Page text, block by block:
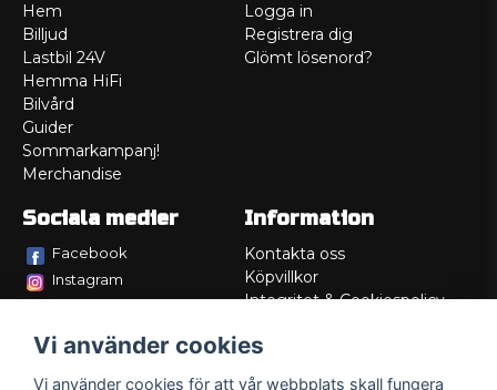
Hem
Billjud
Lastbil 24V
Hemma HiFi
Bilvård
Guider
Sommarkampanj!
Merchandise
Logga in
Registrera dig
Glömt lösenord?
Sociala medier
Facebook
Instagram
Information
Kontakta oss
Köpvillkor
Integritet & Cookiespolicy
Service/Garanti
Vi använder cookies
Vi använder cookies för att vår webbplats skall fungera